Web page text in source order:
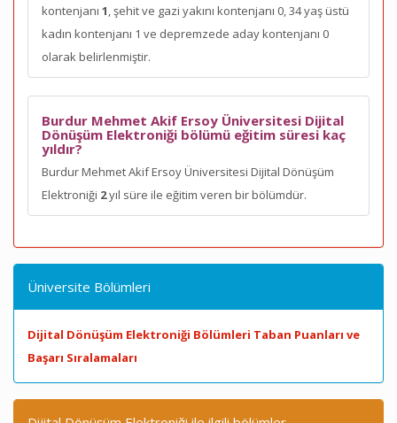
kontenjanı 1, şehit ve gazi yakını kontenjanı 0, 34 yaş üstü
kadın kontenjanı 1 ve depremzede aday kontenjanı 0
olarak belirlenmiştir.
Burdur Mehmet Akif Ersoy Üniversitesi Dijital
Dönüşüm Elektroniği bölümü eğitim süresi kaç
yıldır?
Burdur Mehmet Akif Ersoy Üniversitesi Dijital Dönüşüm
Elektroniği 2yıl süre ile eğitim veren bir bölümdür.
Üniversite Bölümleri
Dijital Dönüşüm Elektroniği Bölümleri Taban Puanları ve
Başarı Sıralamaları